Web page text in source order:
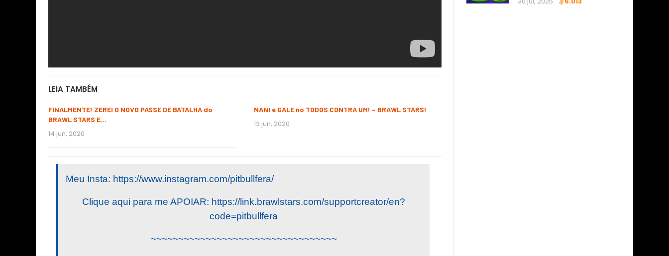
LEIA TAMBÉM
FINALMENTE! ZEREI O NOVO PASSE DE BATALHA do
BRAWL STARS E…
14 jun, 2020
NANI e GALE no TODOS CONTRA UM! – BRAWL STARS!
13 jun, 2020
Meu Insta: https://www.instagram.com/pitbullfera/
Clique aqui para me APOIAR: https://link.brawlstars.com/supportcreator/en?
code=pitbullfera
~~~~~~~~~~~~~~~~~~~~~~~~~~~~~~~~~~